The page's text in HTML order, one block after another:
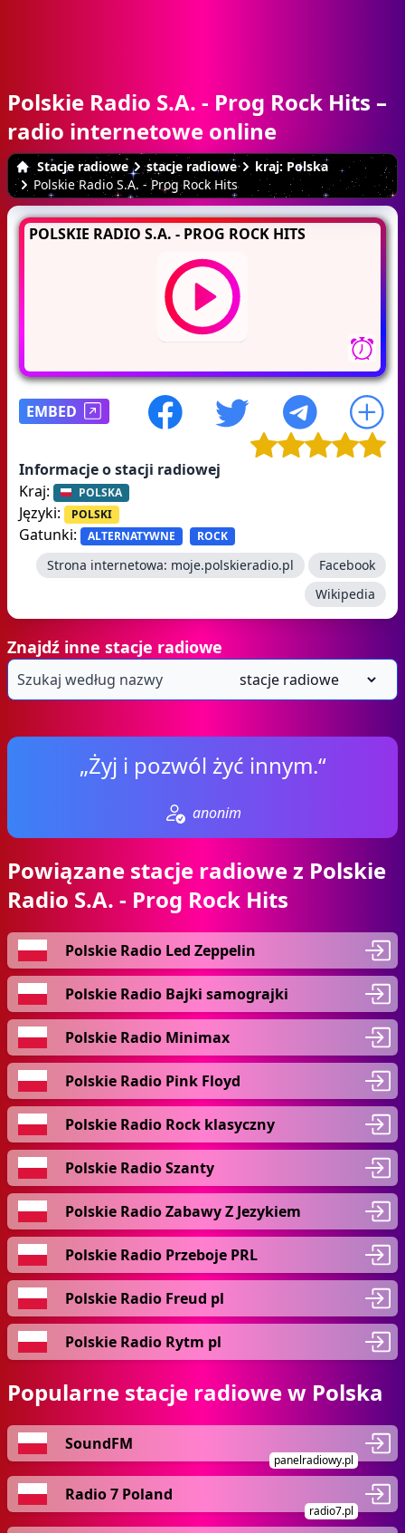
Polskie Radio S.A. - Prog Rock Hits –
radio internetowe online
Stacje radiowe stacje radiowe
kraj: Polska
Polskie Radio S.A. - Prog Rock Hits
POLSKIE RADIO S.A. - PROG ROCK HITS
EMBED
Informacje o stacji radiowej
Kraj:
POLSKA
Języki: POLSKI
Gatunki: ALTERNATYWNE ROCK
Strona internetowa: moje.polskieradio.pl
Facebook
Wikipedia
Znajdź inne stacje radiowe
„Żyj i pozwól żyć innym.“
anonim
Powiązane stacje radiowe z Polskie
Radio S.A. - Prog Rock Hits
Polskie Radio Led Zeppelin
Polskie Radio Bajki samograjki
Polskie Radio Minimax
Polskie Radio Pink Floyd
Polskie Radio Rock klasyczny
Polskie Radio Szanty
Polskie Radio Zabawy Z Jezykiem
Polskie Radio Przeboje PRL
Polskie Radio Freud pl
Polskie Radio Rytm pl
Popularne stacje radiowe w Polska
SoundFM
panelradiowy.pl
Radio 7 Poland
radio7.pl